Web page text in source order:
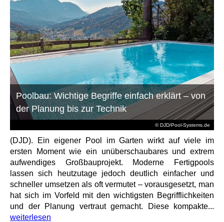
© DJD/Pool-Systems.de
Poolbau: Wichtige Begriffe einfach erklärt – von
der Planung bis zur Technik
(DJD). Ein eigener Pool im Garten wirkt auf viele im
ersten Moment wie ein unüberschaubares und extrem
aufwendiges Großbauprojekt. Moderne Fertigpools
lassen sich heutzutage jedoch deutlich einfacher und
schneller umsetzen als oft vermutet – vorausgesetzt, man
hat sich im Vorfeld mit den wichtigsten Begrifflichkeiten
und der Planung vertraut gemacht. Diese kompakte...
weiterlesen